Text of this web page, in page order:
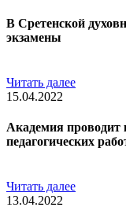
В Сретенской
экзамены
Читать далее
15.04.2022
Академия проводит
педагогических
Читать далее
13.04.2022